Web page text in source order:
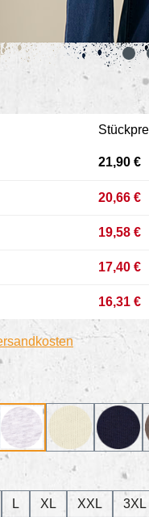
21,90 €
20,66 €
19,58 €
17,40 €
16,31 €
cool heather grey_146
cream_361
L XL XXL 3XL